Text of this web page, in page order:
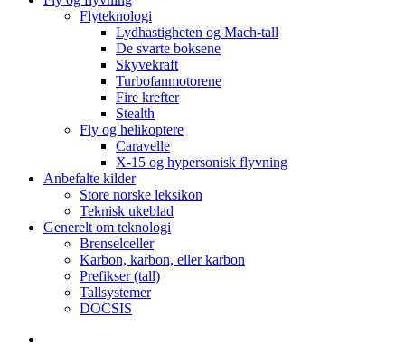
Flyteknologi
Lydhastigheten og Mach-tall
De svarte boksene
Skyvekraft
Turbofanmotorene
Fire krefter
Stealth
Fly og helikoptere
Caravelle
X-15 og hypersonisk flyvning
Anbefalte kilder
Store norske leksikon
Teknisk ukeblad
Generelt om teknologi
Brenselceller
Karbon, karbon, eller karbon
Prefikser (tall)
Tallsystemer
DOCSIS